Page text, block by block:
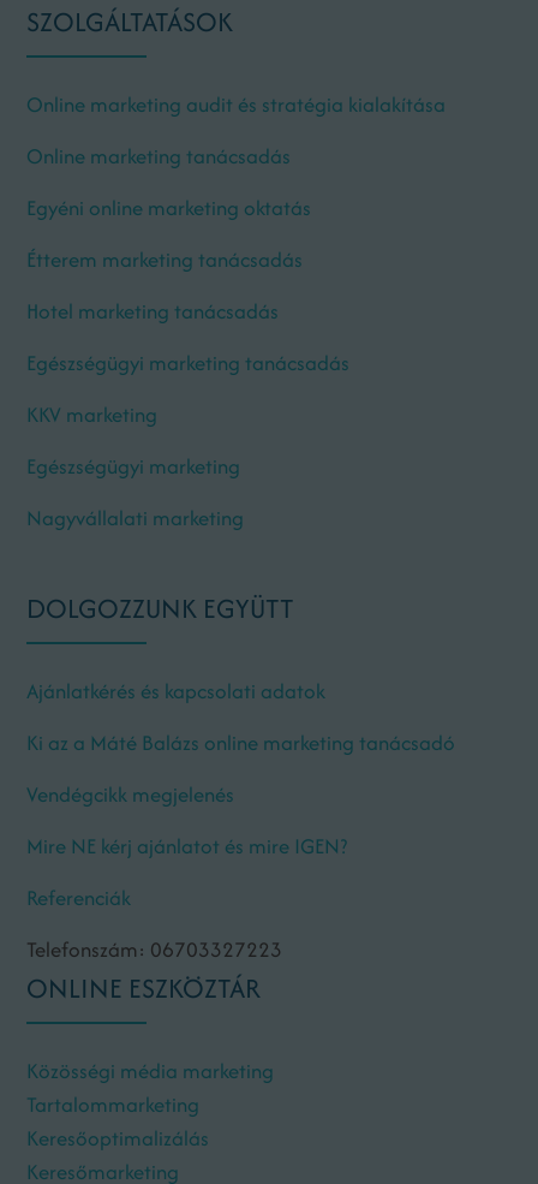
SZOLGÁLTATÁSOK
Online marketing audit és stratégia kialakítása
Online marketing tanácsadás
Egyéni online marketing oktatás
Étterem marketing tanácsadás
Hotel marketing tanácsadás
Egészségügyi marketing tanácsadás
KKV marketing
Egészségügyi marketing
Nagyvállalati marketing
DOLGOZZUNK EGYÜTT
Ajánlatkérés és kapcsolati adatok
Ki az a Máté Balázs online marketing tanácsadó
Vendégcikk megjelenés
Mire NE kérj ajánlatot és mire IGEN?
Referenciák
Telefonszám: 06703327223
ONLINE ESZKÖZTÁR
Közösségi média marketing
Tartalommarketing
Keresőoptimalizálás
Keresőmarketing